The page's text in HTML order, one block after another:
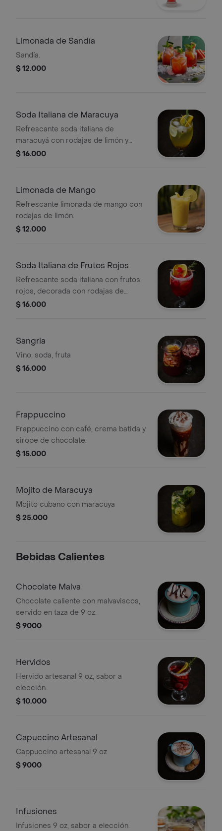
Limonada de Sandía
Sandía.
$ 12.000
Soda Italiana de Maracuya
Refrescante soda italiana de
maracuyá con rodajas de limón y
hielo.
$ 16.000
Limonada de Mango
Refrescante limonada de mango con
rodajas de limón.
$ 12.000
Soda Italiana de Frutos Rojos
Refrescante soda italiana con frutos
rojos, decorada con rodajas de
naranja y limón.
$ 16.000
Sangria
Vino, soda, fruta
$ 16.000
Frappuccino
Frappuccino con café, crema batida y
sirope de chocolate.
$ 15.000
Mojito de Maracuya
Mojito cubano con maracuya
$ 25.000
Bebidas Calientes
Chocolate Malva
Chocolate caliente con malvaviscos,
servido en taza de 9 oz.
$ 9000
Hervidos
Hervido artesanal 9 oz, sabor a
elección.
$ 10.000
Capuccino Artesanal
Cappuccino artesanal 9 oz
$ 9000
Infusiones
Infusiones 9 oz, sabor a elección.